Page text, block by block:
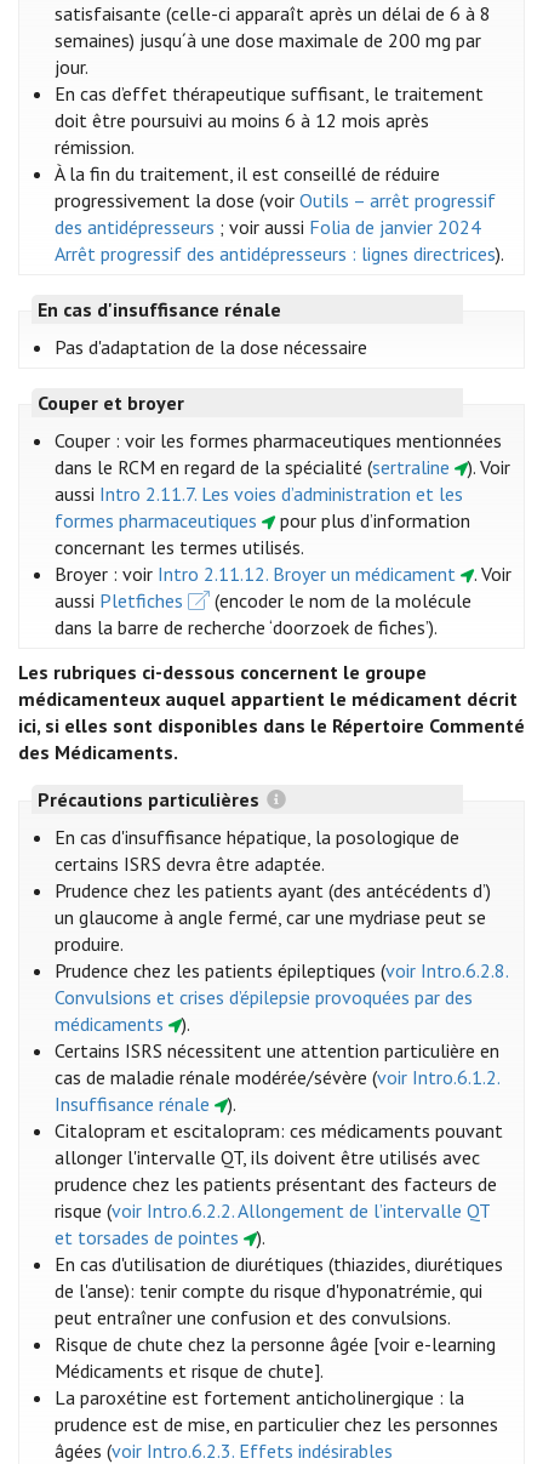
satisfaisante (celle-ci apparaît après un délai de 6 à 8
semaines) jusqu´à une dose maximale de 200 mg par
jour.
En cas d’effet thérapeutique suffisant, le traitement
doit être poursuivi au moins 6 à 12 mois après
rémission.
À la fin du traitement, il est conseillé de réduire
progressivement la dose (voirOutils – arrêt progressif
des antidépresseurs ; voir aussi Folia de janvier 2024
Arrêt progressif des antidépresseurs : lignes directrices).
En cas d'insuffisance rénale
Pas d'adaptation de la dose nécessaire
Couper et broyer
Couper : voir les formes pharmaceutiques mentionnées
dans le RCM en regard de la spécialité (sertraline ). Voir
aussi Intro 2.11.7. Les voies d’administration et les
formes pharmaceutiques
pour plus d’information
concernant les termes utilisés.
Broyer : voir Intro 2.11.12. Broyer un médicament
. Voir
aussi Pletfiches
(encoder le nom de la molécule
dans la barre de recherche ‘doorzoek de fiches’).
Les rubriques ci-dessous concernent le groupe
médicamenteux auquel appartient le médicament décrit
ici, si elles sont disponibles dans le Répertoire Commenté
des Médicaments.
Précautions particulières
En cas d'insuffisance hépatique, la posologique de
certains ISRS devra être adaptée.
Prudence chez les patients ayant (des antécédents d’)
un glaucome à angle fermé, car une mydriase peut se
produire.
Prudence chez les patients épileptiques (voir Intro.6.2.8.
Convulsions et crises d’épilepsie provoquées par des
médicaments
).
Certains ISRS nécessitent une attention particulière en
cas de maladie rénale modérée/sévère (voir Intro.6.1.2.
Insuffisance rénale
).
Citalopram et escitalopram: ces médicaments pouvant
allonger l'intervalle QT, ils doivent être utilisés avec
prudence chez les patients présentant des facteurs de
risque (voir Intro.6.2.2. Allongement de l’intervalle QT
et torsades de pointes
).
En cas d'utilisation de diurétiques (thiazides, diurétiques
de l'anse): tenir compte du risque d'hyponatrémie, qui
peut entraîner une confusion et des convulsions.
Risque de chute chez la personne âgée [voir e-learning
Médicaments et risque de chute].
La paroxétine est fortement anticholinergique : la
prudence est de mise, en particulier chez les personnes
âgées (voir Intro.6.2.3. Effets indésirables